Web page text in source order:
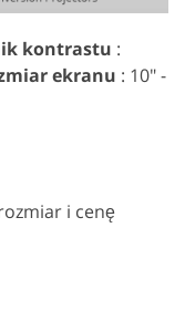
kontrastu :
ekranu : 10" -
i cenę